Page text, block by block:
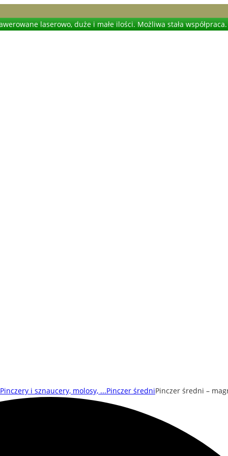
laserowo, duże i małe ilości. Możliwa stała współpraca.
i sznaucery, molosy, ...Pinczer średniPinczer średni –